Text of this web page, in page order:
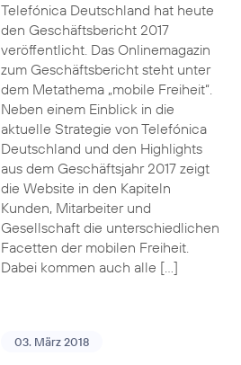
Telefónica Deutschland hat heute
den Geschäftsbericht 2017
veröffentlicht. Das Onlinemagazin
zum Geschäftsbericht steht unter
dem Metathema „mobile Freiheit“.
Neben einem Einblick in die
aktuelle Strategie von Telefónica
Deutschland und den Highlights
aus dem Geschäftsjahr 2017 zeigt
die Website in den Kapiteln
Kunden, Mitarbeiter und
Gesellschaft die unterschiedlichen
Facetten der mobilen Freiheit.
Dabei kommen auch alle […]
03. März 2018